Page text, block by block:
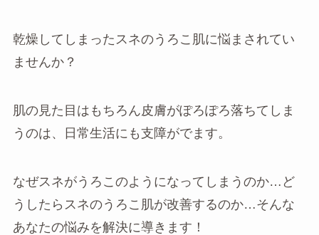
乾燥してしまったスネのうろこ肌に悩まされてい
ませんか？
肌の見た目はもちろん皮膚がぽろぽろ落ちてしま
うのは、日常生活にも支障がでます。
なぜスネがうろこのようになってしまうのか…ど
うしたらスネのうろこ肌が改善するのか…そんな
あなたの悩みを解決に導きます！